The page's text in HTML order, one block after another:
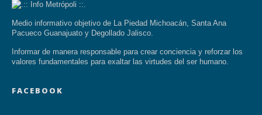
Medio informativo objetivo de La Piedad Michoacán, Santa Ana
Pacueco Guanajuato y Degollado Jalisco.
Informar de manera responsable para crear conciencia y reforzar los
valores fundamentales para exaltar las virtudes del ser humano.
FACEBOOK